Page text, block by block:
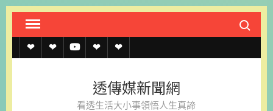
Skip
content
Search
透 透 透 聯
我
官
LINE
透傳媒新聞網
看透生活大小事領悟人生真諦